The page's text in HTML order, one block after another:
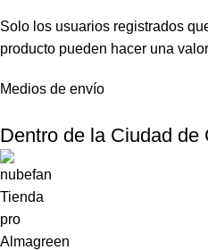
Solo los usuarios registrados
producto pueden hacer una
Medios de envío
Dentro de la Ciudad de